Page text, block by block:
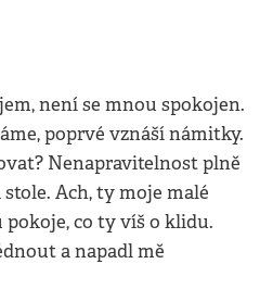
není se mnou spokojen.
poprvé vznáší námitky.
Nenapravitelnost plně
Ach, ty moje malé
co ty víš o klidu.
a napadl mě